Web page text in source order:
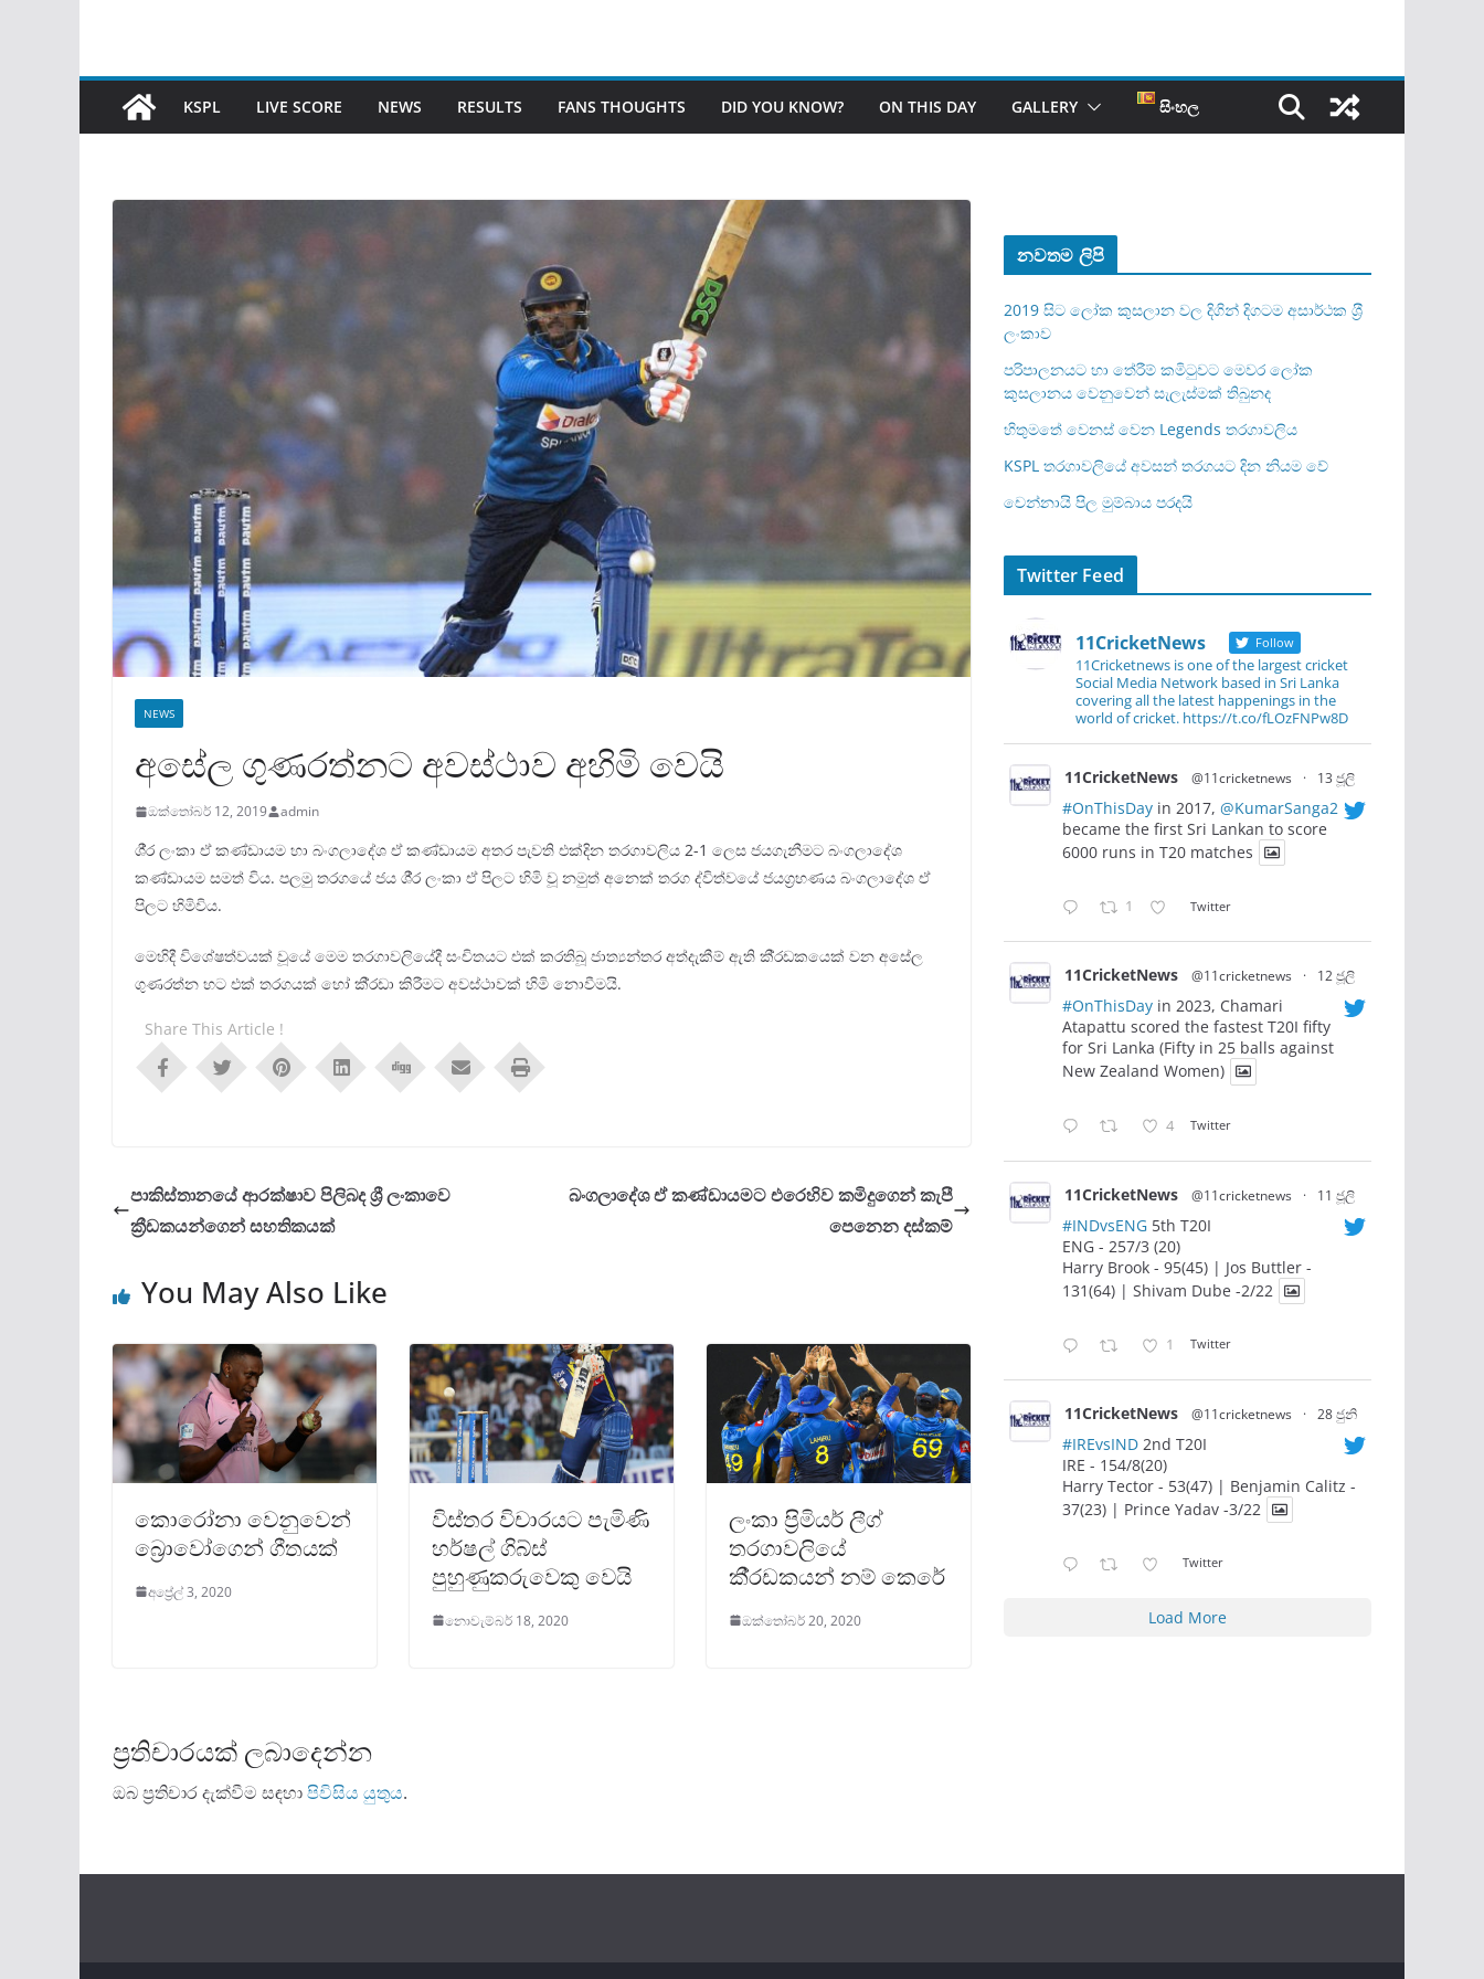
KSPL LIVE SCORE NEWS RESULTS FANS THOUGHTS DID YOU KNOW? ON THIS DAY GALLERY සිංහල
NEWS
අසේල ගුණරත්නට අවස්ථාව අහිමි වෙයි
ඔක්තෝබර් 12, 2019 admin
ශී‍්‍ර ලංකා ඒ කණ්ඩායම හා බංගලාදේශ ඒ කණ්ඩායම අතර පැවති එක්දින තරගාවලිය 2-1 ලෙස ජයගැනීමට බංගලාදේශ
කණ්ඩායම සමත් විය. පලමු තරගයේ ජය ශී‍්‍ර ලංකා ඒ පිලට හිමි වූ නමුත් අනෙක් තරග ද්විත්වයේ ජයග‍්‍රහණය බංගලාදේශ ඒ
පිලට හිමිවිය.
මෙහිදී විශේෂත්වයක් වූයේ මෙම තරගාවලියේදී සංචිතයට එක් කරතිබූ ජාත්‍යන්තර අත්දැකීම් ඇති කී‍්‍රඩකයෙක් වන අසේල
ගුණරත්න හට එක් තරගයක් හෝ කී‍්‍රඩා කිරීමට අවස්ථාවක් හිමි නොවීමයි.
Share This Article !
පාකිස්තානයේ ආරක්ෂාව පිලිබද ශ්‍රී ලංකාවෙ
ක්‍රීඩකයන්ගෙන් සහතිකයක්
බංගලාදේශ ඒ කණ්ඩායමට එරෙහිව කමිදුගෙන් කැපී
පෙනෙන දස්කම්
You May Also Like
කොරෝනා වෙනුවෙන්
බ්‍රොවෝගෙන් ගීතයක්
අප්‍රේල් 3, 2020
විස්තර විචාරයට පැමිණි
හර්ෂල් ගිබ්ස්
පුහුණුකරුවෙකු වෙයි
නොවැම්බර් 18, 2020
ලංකා ප‍්‍රිමියර් ලීග්
තරගාවලියේ
කී‍්‍රඩකයන් නම් කෙරේ
ඔක්තෝබර් 20, 2020
ප්‍රතිචාරයක් ලබාදෙන්න
ඔබ ප්‍රතිචාර දැක්වීම සඳහාපිවිසිය යුතුය.
නවතම ලිපි
2019 සිට ලෝක කුසලාන වල දිගින් දිගටම අසාර්ථක ශ‍්‍රී
ලංකාව
පරිපාලනයට හා තේරීම් කමිටුවට මෙවර ලෝක
කුසලානය වෙනුවෙන් සැලැස්මක් තිබුනද
හිතුමතේ වෙනස් වෙන Legends තරගාවලිය
KSPL තරගාවලියේ අවසන් තරගයට දින නියම වේ
චෙන්නායි පිල මුම්බාය පරදයි
Twitter Feed
11CricketNews Follow
11Cricketnews is one of the largest cricket
Social Media Network based in Sri Lanka
covering all the latest happenings in the
world of cricket. https://t.co/fLOzFNPw8D
11CricketNews @11cricketnews · 13 ජූලි
#OnThisDay in 2017, @KumarSanga2
became the first Sri Lankan to score
6000 runs in T20 matches
1 Twitter
11CricketNews @11cricketnews · 12 ජූලි
#OnThisDay in 2023, Chamari
Atapattu scored the fastest T20I fifty
for Sri Lanka (Fifty in 25 balls against
New Zealand Women)
4 Twitter
11CricketNews @11cricketnews · 11 ජූලි
#INDvsENG 5th T20I
ENG - 257/3 (20)
Harry Brook - 95(45) | Jos Buttler -
131(64) | Shivam Dube -2/22
1 Twitter
11CricketNews @11cricketnews · 28 ජුනි
#IREvsIND 2nd T20I
IRE - 154/8(20)
Harry Tector - 53(47) | Benjamin Calitz -
37(23) | Prince Yadav -3/22
Twitter
Load More